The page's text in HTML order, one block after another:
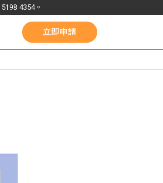
5198 4354。
立即申請